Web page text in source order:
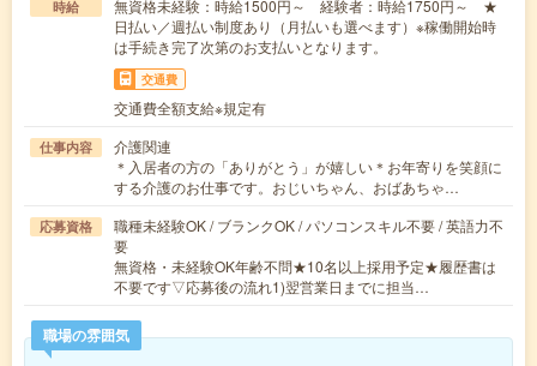
時給
無資格未経験：時給1500円～ 経験者：時給1750円～ ★
日払い／週払い制度あり（月払いも選べます）※稼働開始時
は手続き完了次第のお支払いとなります。
交通費
交通費全額支給※規定有
仕事内容
介護関連
＊入居者の方の「ありがとう」が嬉しい＊お年寄りを笑顔に
する介護のお仕事です。おじいちゃん、おばあちゃ…
応募資格
職種未経験OK / ブランクOK / パソコンスキル不要 / 英語力不
要
無資格・未経験OK年齢不問★10名以上採用予定★履歴書は
不要です▽応募後の流れ1)翌営業日までに担当…
職場の雰囲気